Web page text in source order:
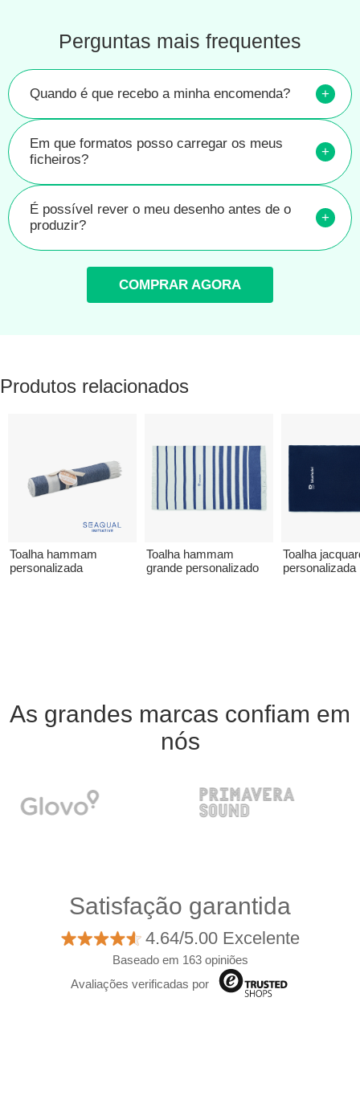
Perguntas mais frequentes
Quando é que recebo a minha encomenda? +
Em que formatos posso carregar os meus
ficheiros?
+
É possível rever o meu desenho antes de o
produzir?
+
COMPRAR AGORA
Produtos relacionados
Toalha hammam
personalizada
Toalha hammam
grande personalizado
Toalha
personalizada
As grandes marcas confiam em
nós
Satisfação garantida
4.64/5.00 Excelente
Baseado em 163 opiniões
Avaliações verificadas por